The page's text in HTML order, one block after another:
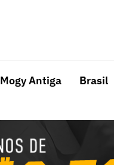
Mogy Antiga Brasil